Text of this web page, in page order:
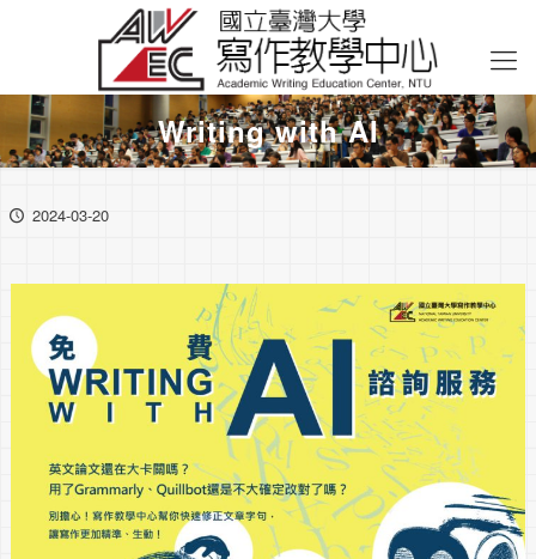
Writing with AI
2024-03-20